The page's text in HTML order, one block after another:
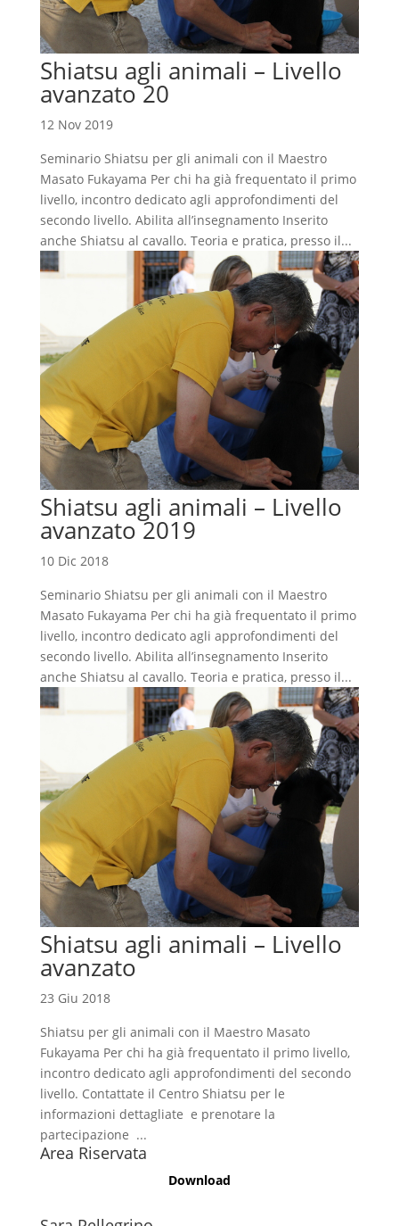
Shiatsu agli animali – Livello
avanzato 20
12 Nov 2019
Seminario Shiatsu per gli animali con il Maestro
Masato Fukayama Per chi ha già frequentato il primo
livello, incontro dedicato agli approfondimenti del
secondo livello. Abilita all’insegnamento Inserito
anche Shiatsu al cavallo. Teoria e pratica, presso il...
Shiatsu agli animali – Livello
avanzato 2019
10 Dic 2018
Seminario Shiatsu per gli animali con il Maestro
Masato Fukayama Per chi ha già frequentato il primo
livello, incontro dedicato agli approfondimenti del
secondo livello. Abilita all’insegnamento Inserito
anche Shiatsu al cavallo. Teoria e pratica, presso il...
Shiatsu agli animali – Livello
avanzato
23 Giu 2018
Shiatsu per gli animali con il Maestro Masato
Fukayama Per chi ha già frequentato il primo livello,
incontro dedicato agli approfondimenti del secondo
livello. Contattate il Centro Shiatsu per le
informazioni dettagliate e prenotare la
partecipazione ...
Area Riservata
Download